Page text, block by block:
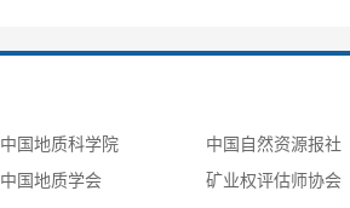
中国地质科学院
中国自然资源报社
中国地质学会 矿业权评估师协会